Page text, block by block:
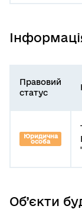
Правовий
статус
Юридична
особа
Об’єкти